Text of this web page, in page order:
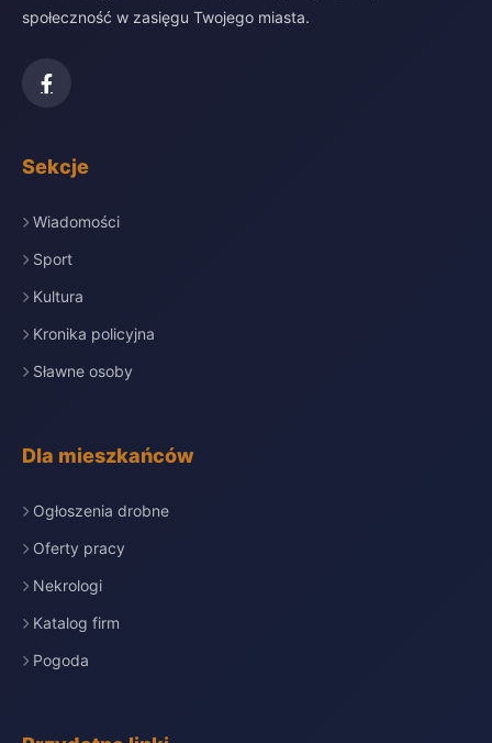
społeczność w zasięgu Twojego miasta.
Sekcje
Wiadomości
Sport
Kultura
Kronika policyjna
Sławne osoby
Dla mieszkańców
Ogłoszenia drobne
Oferty pracy
Nekrologi
Katalog firm
Pogoda